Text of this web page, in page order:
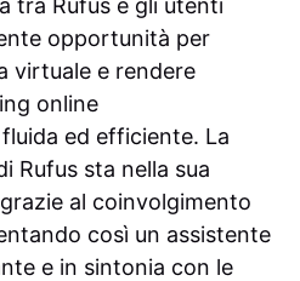
tra Rufus e gli utenti
opportunità per
virtuale e rendere
online
ed efficiente. La
Rufus sta nella sua
al coinvolgimento
così un assistente
e in sintonia con le